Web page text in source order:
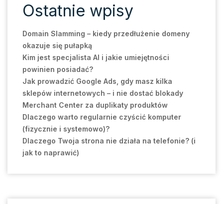
Ostatnie wpisy
Domain Slamming – kiedy przedłużenie domeny
okazuje się pułapką
Kim jest specjalista AI i jakie umiejętności
powinien posiadać?
Jak prowadzić Google Ads, gdy masz kilka
sklepów internetowych – i nie dostać blokady
Merchant Center za duplikaty produktów
Dlaczego warto regularnie czyścić komputer
(fizycznie i systemowo)?
Dlaczego Twoja strona nie działa na telefonie? (i
jak to naprawić)